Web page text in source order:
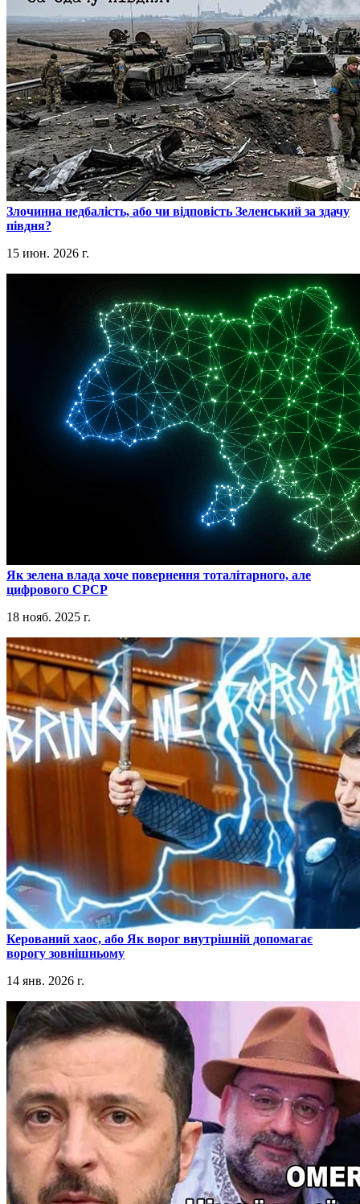
​Злочинна недбалість, або чи відповість Зеленський за здачу
півдня?
15 июн. 2026 г.
​Як зелена влада хоче повернення тоталітарного, але
цифрового СРСР
18 нояб. 2025 г.
​Керований хаос, або Як ворог внутрішній допомагає
ворогу зовнішньому
14 янв. 2026 г.